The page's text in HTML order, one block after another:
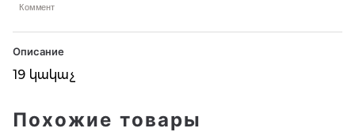
Коммент
Описание
19 կակաչ
Похожие товары